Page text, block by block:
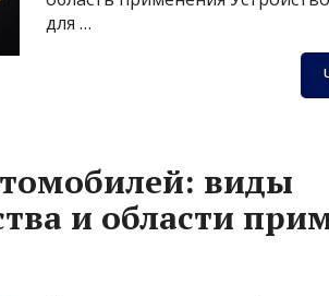
для …
виды
и области